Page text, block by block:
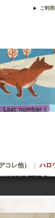
ご利
コレ他） ハロ